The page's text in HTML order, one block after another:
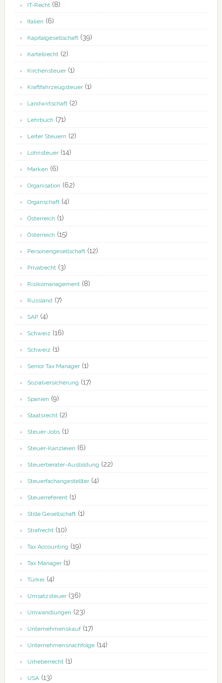
IT-Recht(8)
Italien (6)
Kapitalgesellschaft(39)
Kartellrecht(2)
Kirchensteuer(1)
Kraftfahrzeugsteuer(1)
Landwirtschaft(2)
Lehrbuch (71)
Leiter Steuern (2)
Lohnsteuer(14)
Marken (6)
Organisation (62)
Organschaft(4)
Österreich (1)
Österreich (15)
Personengesellschaft(12)
Privatrecht(3)
Risikomanagement(8)
Russland(7)
SAP(4)
Schweiz (16)
Schweiz (1)
Senior Tax Manager(1)
Sozialversicherung (17)
Spanien (9)
Staatsrecht(2)
Steuer-Jobs(1)
Steuer-Kanzleien (6)
Steuerberater-Ausbildung (22)
Steuerfachangestellter(4)
Steuerreferent(1)
Stille Gesellschaft(1)
Strafrecht(10)
Tax Accounting (19)
Tax Manager(1)
Türkei (4)
Umsatzsteuer(36)
Umwandlungen (23)
Unternehmenskauf(17)
Unternehmensnachfolge(14)
Urheberrecht(1)
USA(13)